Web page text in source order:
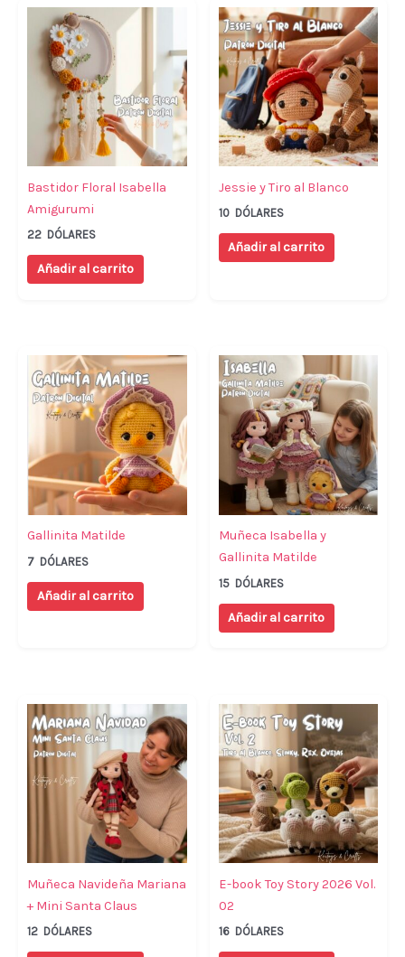
Bastidor Floral Isabella
Amigurumi
22 DÓLARES
Añadir al carrito
Jessie y Tiro al Blanco
10 DÓLARES
Añadir al carrito
Gallinita Matilde
7 DÓLARES
Añadir al carrito
Muñeca Isabella y
Gallinita Matilde
15 DÓLARES
Añadir al carrito
Muñeca Navideña Mariana
+ Mini Santa Claus
12 DÓLARES
E-book Toy Story 2026 Vol.
02
16 DÓLARES